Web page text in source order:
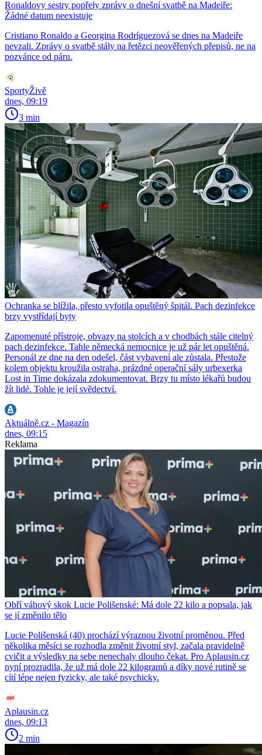
Ronaldovy sestry popřely zprávy o dnešní svatbě na Madeiře:
Žádné datum neexistuje
Cristiano Ronaldo a Georgina Rodríguezová se dnes na Madeiře
nevzali. Zprávy o svatbě stály na řetězci neověřených přepisů, ne na
pozvánce od páru.
SportyŽivě
dnes, 09:19
3 min
Ochranka se blížila, přesto vyfotila opuštěný špitál. Pach dezinfekce
brzy vystřídají byty
Zapomenuté přístroje, obvazy na stolcích a v chodbách stále citelný
pach dezinfekce. Tahle německá nemocnice je už pár let opuštěná.
Personál ze dne na den odešel, část vybavení ale zůstala. Přestože
kolem objektu kroužila ostraha, prázdné operační sály urbexerka
Lost in Time dokázala zdokumentovat. Brzy tu místo lékařů budou
žít lidé. Tohle je její svědectví.
Aktuálně.cz - Magazín
dnes, 09:15
Reklama
Obří váhový skok Lucie Polišenské: Má dole 22 kilo a popsala, jak
se jí změnilo tělo
Lucie Polišenská (40) prochází výraznou životní proměnou. Před
několika měsíci se rozhodla změnit životní styl, začala pravidelně
cvičit a výsledky na sebe nenechaly dlouho čekat. Pro Aplausin.cz
nyní prozradila, že už má dole 22 kilogramů a díky nové rutině se
cítí lépe nejen fyzicky, ale také psychicky.
Aplausin.cz
dnes, 09:13
2 min